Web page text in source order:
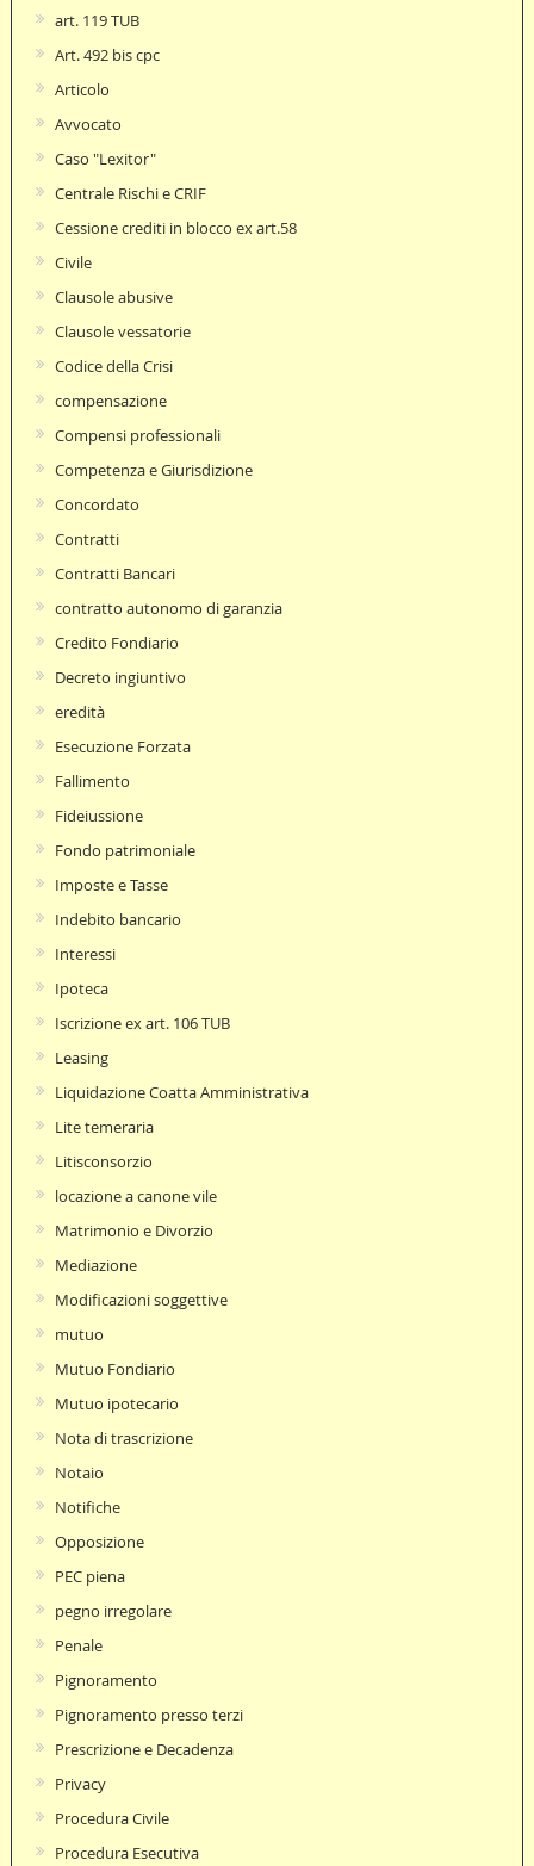
art. 119 TUB
Art. 492 bis cpc
Articolo
Avvocato
Caso "Lexitor"
Centrale Rischi e CRIF
Cessione crediti in blocco ex art.58
Civile
Clausole abusive
Clausole vessatorie
Codice della Crisi
compensazione
Compensi professionali
Competenza e Giurisdizione
Concordato
Contratti
Contratti Bancari
contratto autonomo di garanzia
Credito Fondiario
Decreto ingiuntivo
eredità
Esecuzione Forzata
Fallimento
Fideiussione
Fondo patrimoniale
Imposte e Tasse
Indebito bancario
Interessi
Ipoteca
Iscrizione ex art. 106 TUB
Leasing
Liquidazione Coatta Amministrativa
Lite temeraria
Litisconsorzio
locazione a canone vile
Matrimonio e Divorzio
Mediazione
Modificazioni soggettive
mutuo
Mutuo Fondiario
Mutuo ipotecario
Nota di trascrizione
Notaio
Notifiche
Opposizione
PEC piena
pegno irregolare
Penale
Pignoramento
Pignoramento presso terzi
Prescrizione e Decadenza
Privacy
Procedura Civile
Procedura Esecutiva